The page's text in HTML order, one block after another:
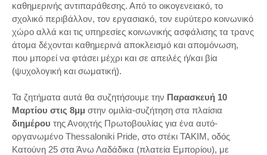
καθημερινής αντιπαράθεσης. Από το οικογενειακό, το
σχολικό περιβάλλον, τον εργασιακό, τον ευρύτερο κοινωνικό
χώρο αλλά και τις υπηρεσίες κοινωνικής ασφάλισης τα τρανς
άτομα δέχονται καθημερινά αποκλεισμό και απομόνωση,
που μπορεί να φτάσει μέχρι και σε απειλές ή/και βία
(ψυχολογική και σωματική).
Τα ζητήματα αυτά θα συζητήσουμε την Παρασκευή 10
Μαρτίου στις 8μμ στην ομιλία-συζήτηση στα πλαίσια
διημέρου της Ανοιχτής Πρωτοβουλίας για ένα αυτό-
οργανωμένο Thessaloniki Pride, στο στέκι ΤΑΚΙΜ, οδός
Κατούνη 25 στα Άνω Λαδάδικα (πλατεία Εμπορίου), με